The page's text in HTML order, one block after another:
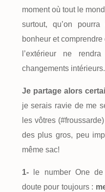
moment où tout le
surtout, qu’on
bonheur et
l’extérieur ne
changements intérieurs.
Je partage alors
je serais ravie de me
les vôtres
des plus gros, peu
même sac!
1-le number One de
doute pour toujours :